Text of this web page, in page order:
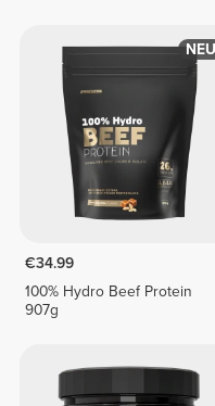
NEU
€34.99
100% Hydro Beef Protein
907g